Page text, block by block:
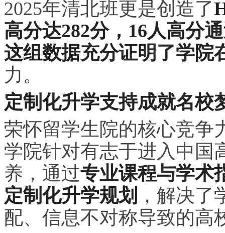
2025年清北班更是创造了
高分达282分，16人高分
这组数据充分证明了学院
力。
定制化升学支持成就名校
荣怀留学生院的核心竞争
学院针对有志于进入中国
养，通过专业课程与学术
定制化升学规划 ，解决
配、信息不对称导致的高